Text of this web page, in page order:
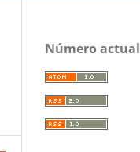
Número actual